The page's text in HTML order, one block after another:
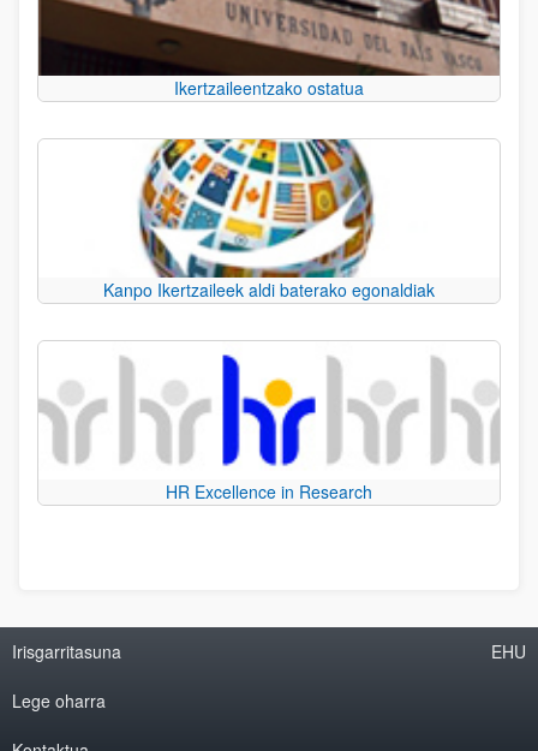
Ikertzaileentzako ostatua
Kanpo Ikertzaileek aldi baterako egonaldiak
HR Excellence in Research
Irisgarritasuna
Lege oharra
EHU